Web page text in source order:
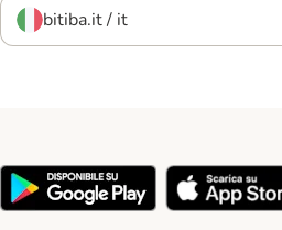
bitiba.it / it